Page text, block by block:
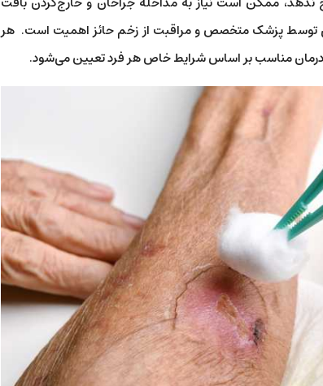
توسط پزشک متخصص و مراقبت از زخم حائز اهمیت است. هر
مناسب بر اساس شرایط خاص هر فرد تعیین می‌شود.